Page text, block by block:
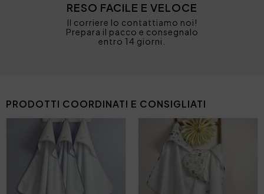
RESO FACILE E VELOCE
Il corriere lo contattiamo noi!
Prepara il pacco e consegnalo
entro 14 giorni.
PRODOTTI COORDINATI E CONSIGLIATI